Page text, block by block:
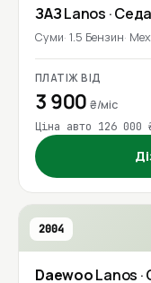
ЗАЗLanos ·
Суми 1.5 Бензин
ПЛАТІЖ ВІД
3 900₴/міс
Ціна авто 126 000
2004
DaewooLanos